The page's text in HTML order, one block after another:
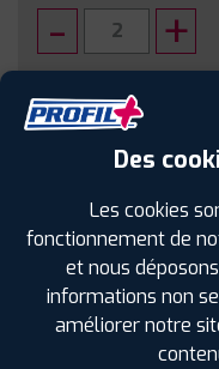
Des
Les cookies
fonctionnement de
et nous
informations non
améliorer notre